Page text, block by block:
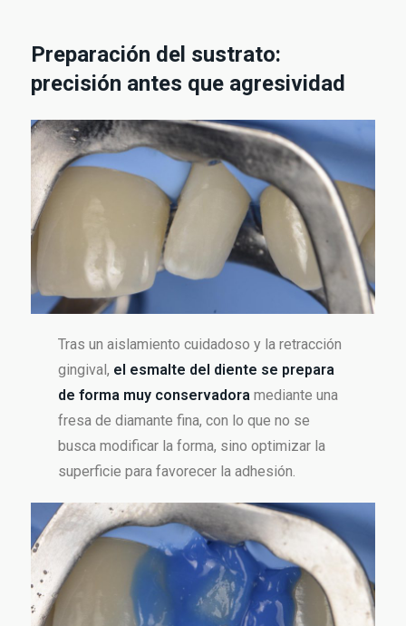
Preparación del sustrato:
precisión antes que agresividad
Tras un aislamiento cuidadoso y la retracción
gingival, el esmalte del diente se prepara
de forma muy conservadora mediante una
fresa de diamante fina, con lo que no se
busca modificar la forma, sino optimizar la
superficie para favorecer la adhesión.